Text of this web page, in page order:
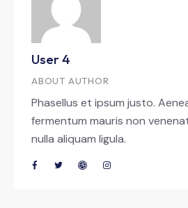
User 4
ABOUT AUTHOR
Phasellus et ipsum justo.
fermentum mauris non
nulla aliquam ligula.